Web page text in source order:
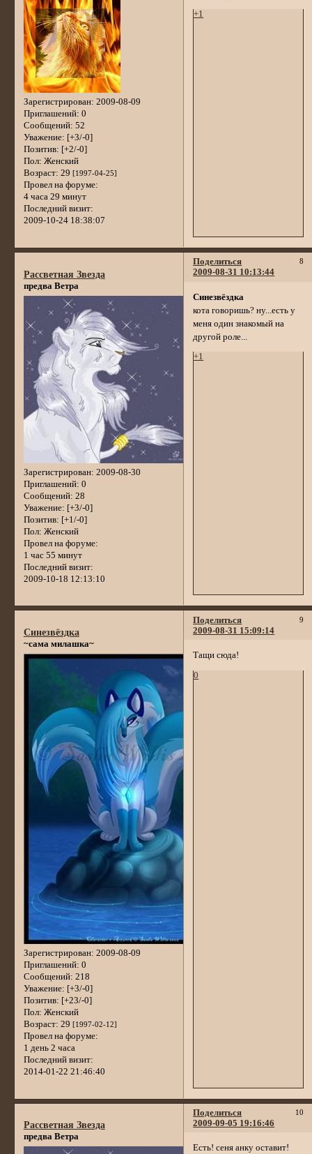
Зарегистрирован: 2009-08-09
Приглашений: 0
Сообщений: 52
Уважение: [+3/-0]
Позитив: [+2/-0]
Пол: Женский
Возраст: 29 [1997-04-25]
Провел на форуме:
4 часа 29 минут
Последний визит:
2009-10-24 18:38:07
+1
Поделиться 8
2009-08-31 10:13:44
Рассветная Звезда
предва Ветра
Зарегистрирован: 2009-08-30
Приглашений: 0
Сообщений: 28
Уважение: [+3/-0]
Позитив: [+1/-0]
Пол: Женский
Провел на форуме:
1 час 55 минут
Последний визит:
2009-10-18 12:13:10
Синезвёздка
кота говоришь? ну...есть у
меня один знакомый на
другой роле...
+1
Поделиться 9
2009-08-31 15:09:14
Синезвёздка
~сама милашка~
Зарегистрирован: 2009-08-09
Приглашений: 0
Сообщений: 218
Уважение: [+3/-0]
Позитив: [+23/-0]
Пол: Женский
Возраст: 29 [1997-02-12]
Провел на форуме:
1 день 2 часа
Последний визит:
2014-01-22 21:46:40
Тащи сюда!
0
Поделиться 10
2009-09-05 19:16:46
Рассветная Звезда
предва Ветра
Есть! сеня анку оставит!